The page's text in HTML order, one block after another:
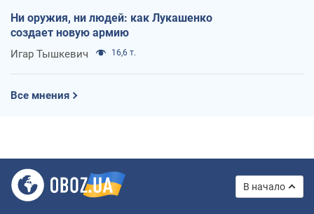
Ни оружия, ни людей: как Лукашенко
создает новую армию
Игар Тышкевич 16,6 т.
Все мнения
В начало